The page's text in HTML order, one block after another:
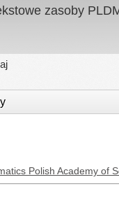
zasoby
Polish Academy of